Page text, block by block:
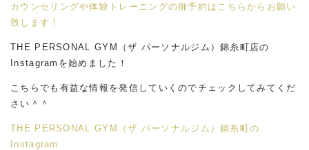
カウンセリングや体験トレーニングの御予約はこちらからお願い
致します！
THE PERSONAL GYM（ザ パーソナルジム）錦糸町店の
Instagramを始めました！
こちらでも有益な情報を発信していくのでチェックしてみてくだ
さい＾＾
THE PERSONAL GYM（ザ パーソナルジム）錦糸町の
Instagram